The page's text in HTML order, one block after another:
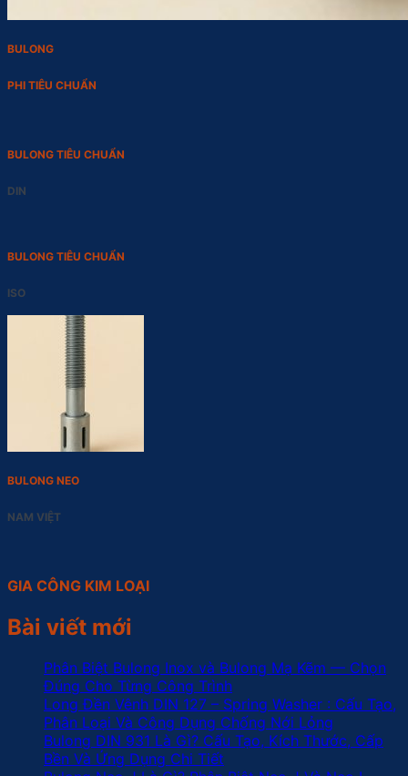
BULONG
PHI TIÊU CHUẨN
BULONG TIÊU CHUẨN
DIN
BULONG TIÊU CHUẨN
ISO
BULONG NEO
NAM VIỆT
GIA CÔNG KIM LOẠI
Bài viết mới
Phân Biệt Bulong Inox và Bulong Mạ Kẽm — Chọn
Đúng Cho Từng Công Trình
Long Đền Vênh DIN 127 – Spring Washer : Cấu Tạo,
Phân Loại Và Công Dụng Chống Nới Lỏng
Bulong DIN 931 Là Gì? Cấu Tạo, Kích Thước, Cấp
Bền Và Ứng Dụng Chi Tiết